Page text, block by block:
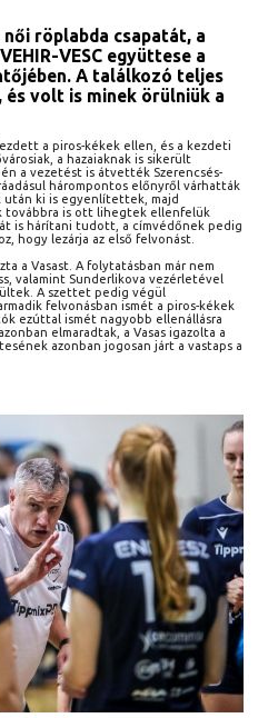
röplabda csapatát, a
VESC együttese a
A találkozó teljes
volt is minek örülniük a
a piros-kékek ellen, és a kezdeti
a hazaiaknak is sikerült
a vezetést is átvették Szerencsés-
hárompontos előnyről várhatták
után ki is egyenlítettek, majd
továbbra is ott lihegtek ellenfelük
is hárítani tudott, a címvédőnek pedig
hogy lezárja az első felvonást.
a Vasast. A folytatásban már nem
valamint Sunderlikova vezérletével
A szettet pedig végül
felvonásban ismét a piros-kékek
ezúttal ismét nagyobb ellenállásra
elmaradtak, a Vasas igazolta a
azonban jogosan járt a vastaps a